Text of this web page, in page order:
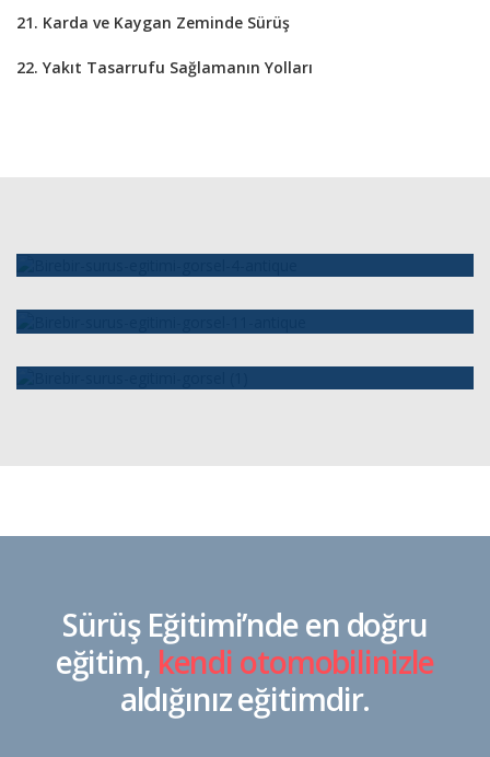
21. Karda ve Kaygan Zeminde Sürüş
22. Yakıt Tasarrufu Sağlamanın Yolları
Neden Biz?
Profesyonel Hizmet, Deneyimli Eğitmen, Memnuniyet
devamı...
Sürüş Eğitimi’nde en doğru
eğitim, kendi otomobilinizle
aldığınız eğitimdir.